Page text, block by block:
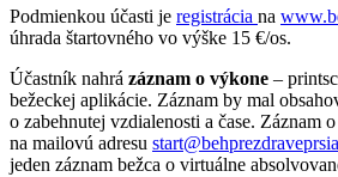
Podmienkou účasti je registrácia na
úhrada štartovného vo výške 15 €/os.
Účastník nahrá záznam o výkone –
bežeckej aplikácie. Záznam by mal
o zabehnutej vzdialenosti a čase. Záznam
na mailovú adresu
jeden záznam bežca o virtuálne